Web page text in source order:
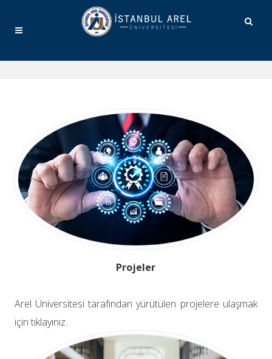
Projeler
Arel Üniversitesi tarafından yürütülen projelere ulaşmak
için tıklayınız.